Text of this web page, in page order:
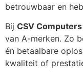
betrouwbaar en
Bij CSV Computers
van A-merken. Zo
én betaalbare
kwaliteit of